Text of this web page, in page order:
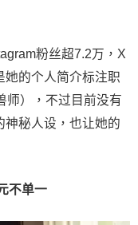
粉丝超7.2万，X
她的个人简介标注职
师），不过目前没有
神秘人设，也让她的
不单一